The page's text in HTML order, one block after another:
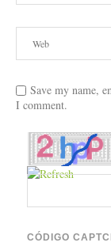
Save my name,
I comment.
CÓDIGO